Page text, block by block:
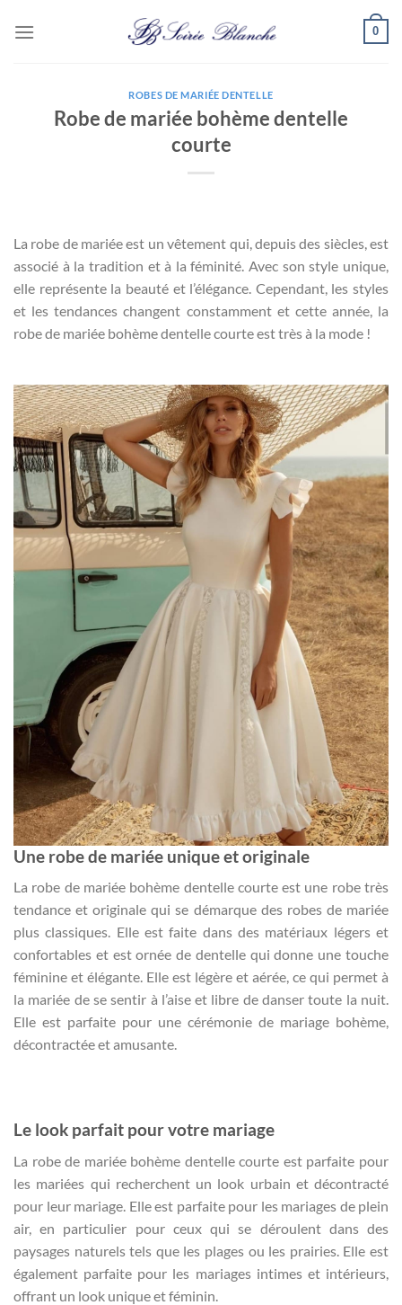
0
ROBES DE MARIÉE DENTELLE
Robe de mariée bohème dentelle
courte
La robe de mariée est un vêtement qui, depuis des siècles, est
associé à la tradition et à la féminité. Avec son style unique,
elle représente la beauté et l’élégance. Cependant, les styles
et les tendances changent constamment et cette année, la
robe de mariée bohème dentelle courte est très à la mode !
Une robe de mariée unique et originale
La robe de mariée bohème dentelle courte est une robe très
tendance et originale qui se démarque des robes de mariée
plus classiques. Elle est faite dans des matériaux légers et
confortables et est ornée de dentelle qui donne une touche
féminine et élégante. Elle est légère et aérée, ce qui permet à
la mariée de se sentir à l’aise et libre de danser toute la nuit.
Elle est parfaite pour une cérémonie de mariage bohème,
décontractée et amusante.
Le look parfait pour votre mariage
La robe de mariée bohème dentelle courte est parfaite pour
les mariées qui recherchent un look urbain et décontracté
pour leur mariage. Elle est parfaite pour les mariages de plein
air, en particulier pour ceux qui se déroulent dans des
paysages naturels tels que les plages ou les prairies. Elle est
également parfaite pour les mariages intimes et intérieurs,
offrant un look unique et féminin.